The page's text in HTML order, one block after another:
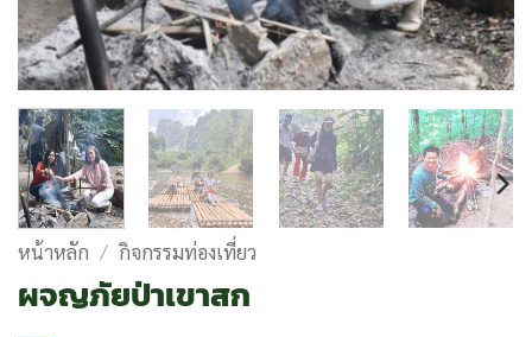
หน้าหลัก / กิจกรรมท่องเที่ยว
ผจญภัยป่าเขาสก